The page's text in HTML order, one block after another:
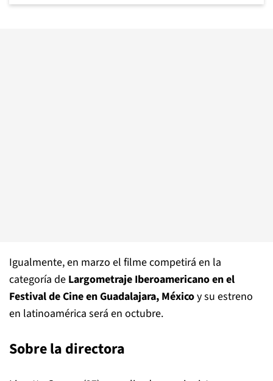
Igualmente, en marzo el filme competirá en la
categoría de Largometraje Iberoamericano en el
Festival de Cine en Guadalajara, Méxicoy su estreno
en latinoamérica será en octubre.
Sobre la directora